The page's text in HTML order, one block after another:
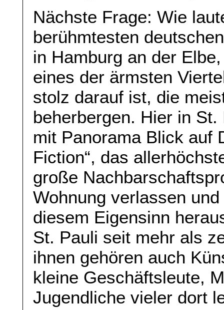
Nächste Frage: Wie
berühmtesten
in Hamburg an der
eines der ärmsten
stolz darauf ist, die
beherbergen. Hier in
mit Panorama Blick auf
Fiction“, das
große
Wohnung verlassen
diesem Eigensinn
St. Pauli seit mehr als
ihnen gehören auch
kleine Geschäftsleute,
Jugendliche vieler dort